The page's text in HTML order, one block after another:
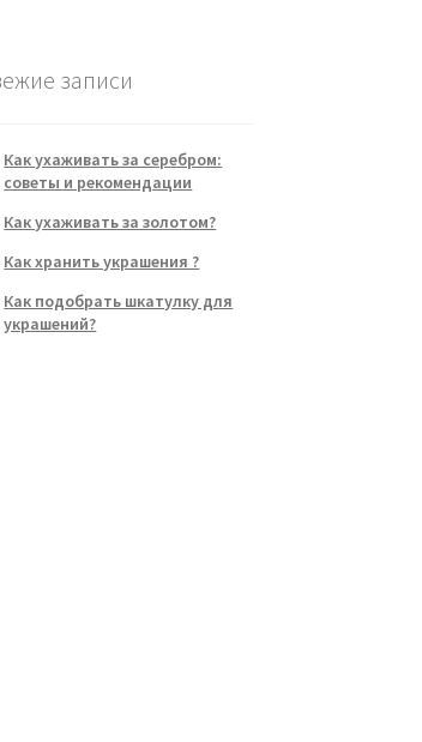
записи
Как ухаживать за серебром:
советы и рекомендации
Как ухаживать за золотом?
Как хранить украшения ?
Как подобрать шкатулку для
украшений?